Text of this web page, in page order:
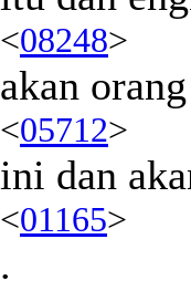
<08248>
akan
<05712>
ini dan
<01165>
.